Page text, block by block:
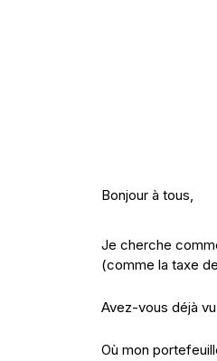
Bonjour à tous,
Je cherche
(comme la taxe
Avez-vous déjà
Où mon